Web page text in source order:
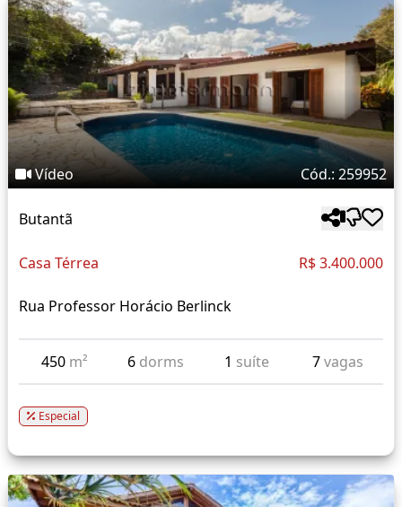
Vídeo Cód.: 259952
Butantã
Casa Térrea R$ 3.400.000
Rua Professor Horácio Berlinck
450 m² 6 dorms 1 suíte 7vagas
Especial